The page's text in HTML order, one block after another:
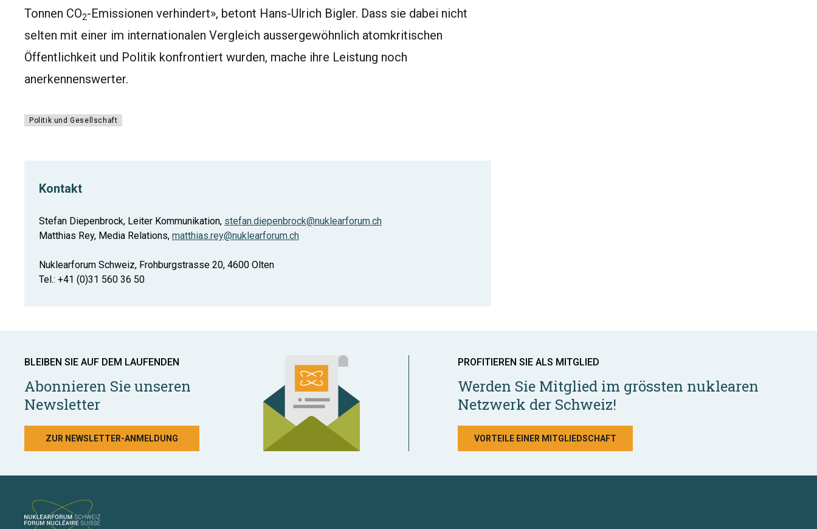
Tonnen CO2-Emissionen verhindert», betont Hans-Ulrich Bigler. Dass sie dabei nicht
selten mit einer im internationalen Vergleich aussergewöhnlich atomkritischen
Öffentlichkeit und Politik konfrontiert wurden, mache ihre Leistung noch
anerkennenswerter.
Politik und Gesellschaft
Kontakt
Stefan Diepenbrock, Leiter Kommunikation, stefan.diepenbrock@nuklearforum.ch
Matthias Rey, Media Relations, matthias.rey@nuklearforum.ch
Nuklearforum Schweiz, Frohburgstrasse 20, 4600 Olten
Tel.: +41 (0)31 560 36 50
BLEIBEN SIE AUF DEM LAUFENDEN
Abonnieren Sie unseren
Newsletter
ZUR NEWSLETTER-ANMELDUNG
PROFITIEREN SIE ALS MITGLIED
Werden Sie Mitglied im grössten nuklearen
Netzwerk der Schweiz!
VORTEILE EINER MITGLIEDSCHAFT